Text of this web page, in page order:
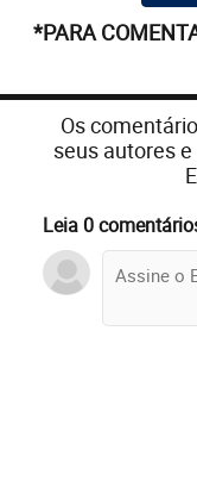
*PARA
Os
seus autores
Leia 0